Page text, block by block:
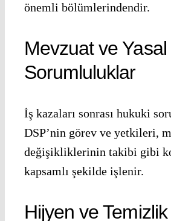
önemli bölümlerindendir.
Mevzuat ve Yasal
Sorumluluklar
İş kazaları sonrası hukuki
DSP’nin görev ve yetkileri,
değişikliklerinin takibi gibi
kapsamlı şekilde işlenir.
Hijyen ve Temizlik